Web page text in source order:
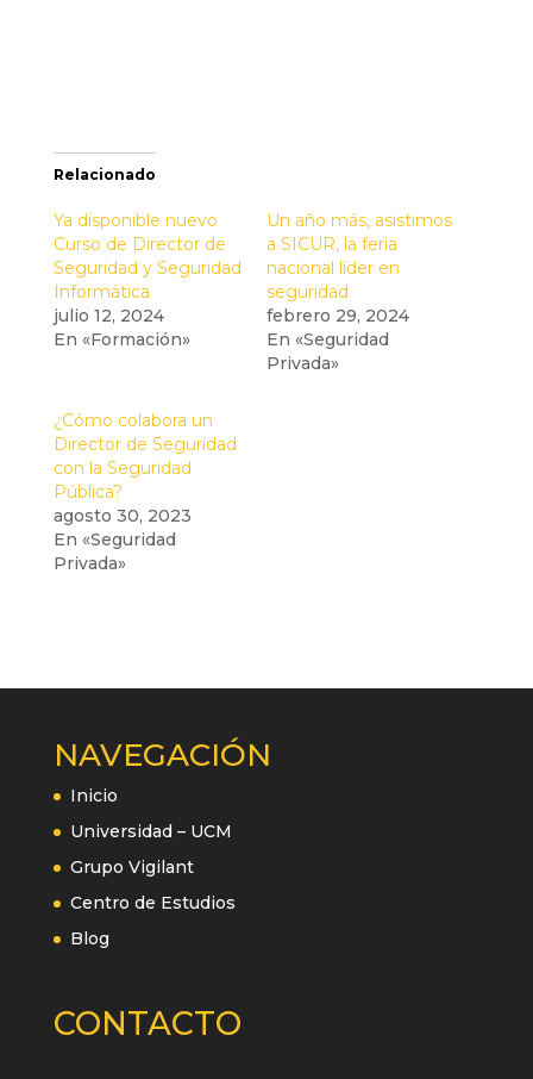
Relacionado
Ya disponible nuevo
Curso de Director de
Seguridad y Seguridad
Informática
julio 12, 2024
En «Formación»
Un año más, asistimos
a SICUR, la feria
nacional líder en
seguridad
febrero 29, 2024
En «Seguridad
Privada»
¿Cómo colabora un
Director de Seguridad
con la Seguridad
Pública?
agosto 30, 2023
En «Seguridad
Privada»
NAVEGACIÓN
Inicio
Universidad – UCM
Grupo Vigilant
Centro de Estudios
Blog
CONTACTO